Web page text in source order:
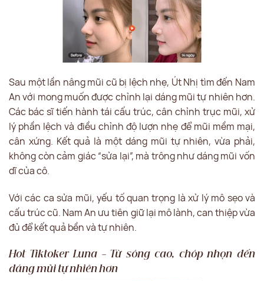
Sau một lần nâng mũi cũ bị lệch nhẹ, Út Nhị tìm đến Nam
An với mong muốn được chỉnh lại dáng mũi tự nhiên hơn.
Các bác sĩ tiến hành tái cấu trúc, cân chỉnh trục mũi, xử
lý phần lệch và điều chỉnh độ lượn nhẹ để mũi mềm mại,
cân xứng. Kết quả là một dáng mũi tự nhiên, vừa phải,
không còn cảm giác “sửa lại”, mà trông như dáng mũi vốn
dĩ của cô.
Với các ca sửa mũi, yếu tố quan trọng là xử lý mô sẹo và
cấu trúc cũ. Nam An ưu tiên giữ lại mô lành, can thiệp vừa
đủ để kết quả bền và tự nhiên.
Hot Tiktoker Luna – Từ sóng cao, chóp nhọn đến
dáng mũi tự nhiên hơn